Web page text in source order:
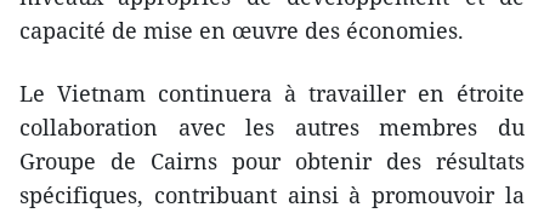
capacité de mise en œuvre des économies.
Le Vietnam continuera à travailler en étroite
collaboration avec les autres membres du
Groupe de Cairns pour obtenir des résultats
spécifiques, contribuant ainsi à promouvoir la